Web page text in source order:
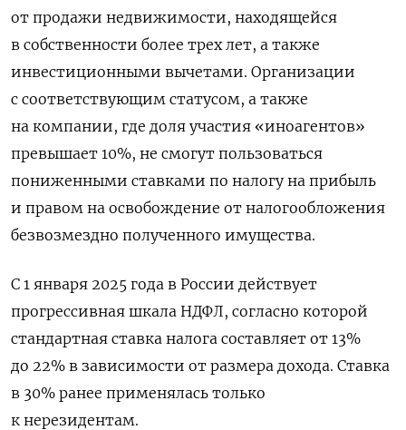
от продажи недвижимости, находящейся
в собственности более трех лет, а также
инвестиционными вычетами. Организации
с соответствующим статусом, а также
на компании, где доля участия «иноагентов»
превышает 10%, не смогут пользоваться
пониженными ставками по налогу на прибыль
и правом на освобождение от налогообложения
безвозмездно полученного имущества.
С 1 января 2025 года в России действует
прогрессивная шкала НДФЛ, согласно которой
стандартная ставка налога составляет от 13%
до 22% в зависимости от размера дохода. Ставка
в 30% ранее применялась только
к нерезидентам.